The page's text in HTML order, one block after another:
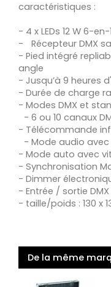
caractéristiques :
- 4 x LEDs 12 W 6-en-
- Récepteur DMX
- Pied intégré
angle
- Jusqu’à 9 heures
- Durée de charge
- Modes DMX et
- 6 ou 10 canaux
- Télécommande
- Mode audio
- Mode auto avec
- Synchronisation
- Dimmer
- Entrée / sortie
- taille/poids : 130 x
De la même